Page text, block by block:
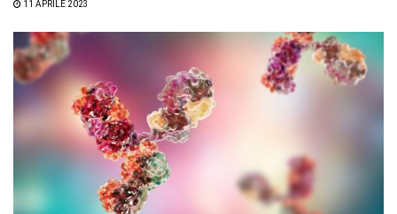
11 APRILE 2023